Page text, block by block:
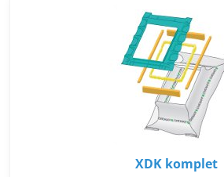
XDK komplet